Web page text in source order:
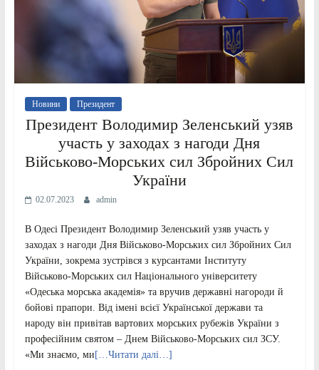
Новини Президент
Президент Володимир Зеленський узяв
участь у заходах з нагоди Дня
Військово-Морських сил Збройних Сил
України
02.07.2023 admin
В Одесі Президент Володимир Зеленський узяв участь у
заходах з нагоди Дня Військово-Морських сил Збройних Сил
України, зокрема зустрівся з курсантами Інституту
Військово-Морських сил Національного університету
«Одеська морська академія» та вручив державні нагороди й
бойові прапори. Від імені всієї Української держави та
народу він привітав вартових морських рубежів України з
професійним святом – Днем Військово-Морських сил ЗСУ.
«Ми знаємо, ми[…Читати далі…]